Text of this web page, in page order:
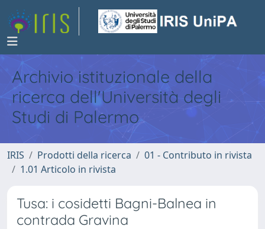
Archivio istituzionale della
ricerca dell'Università degli
Studi di Palermo
IRIS Prodotti della ricerca
01 - Contributo in rivista
1.01 Articolo in rivista
Tusa: i cosidetti Bagni-Balnea in
contrada Gravina